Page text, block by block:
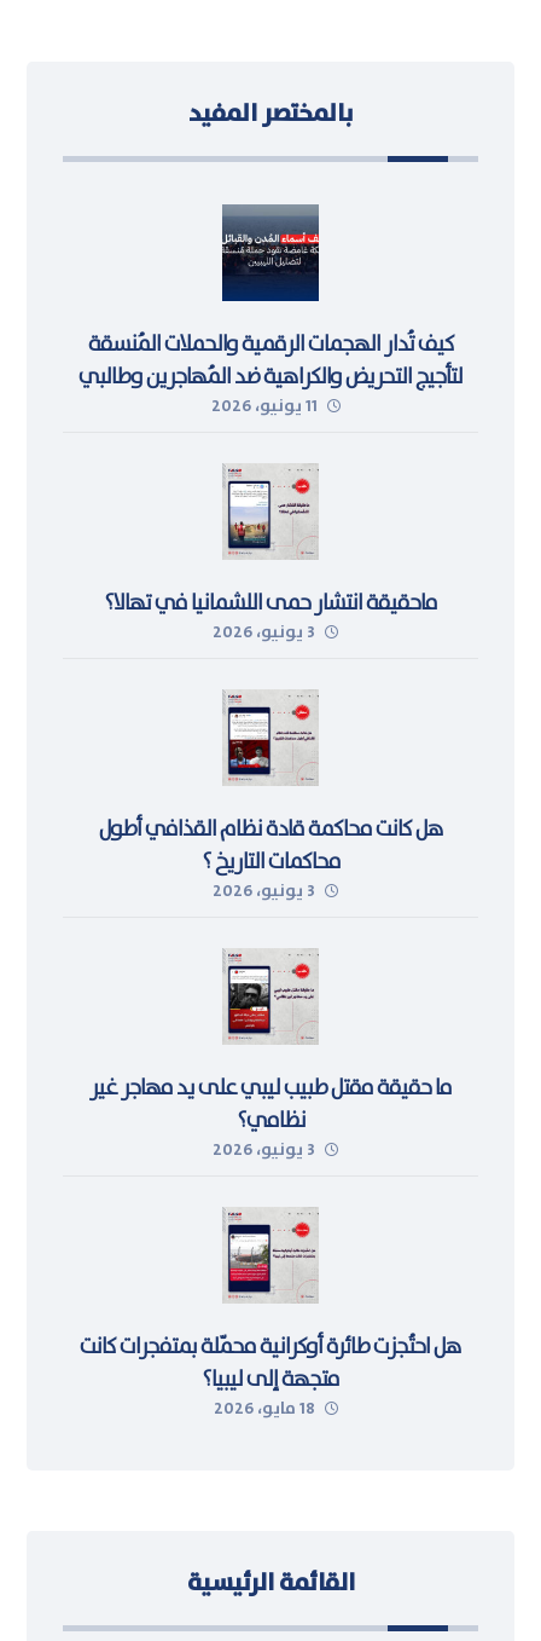
بالمختصر المفيد
كيف تُدار الهجمات الرقمية والحملات المُنسقة
لتأجيج التحريض والكراهية ضد المُهاجرين وطالبي
اللجوء في ليبيا
11 يونيو، 2026
ماحقيقة انتشار حمى اللشمانيا في تهالا؟
3 يونيو، 2026
هل كانت محاكمة قادة نظام القذافي أطول
محاكمات التاريخ ؟
3 يونيو، 2026
ما حقيقة مقتل طبيب ليبي على يد مهاجر غير
نظامي؟
3 يونيو، 2026
هل احتُجزت طائرة أوكرانية محمّلة بمتفجرات كانت
متجهة إلى ليبيا؟
18 مايو، 2026
القائمة الرئيسية